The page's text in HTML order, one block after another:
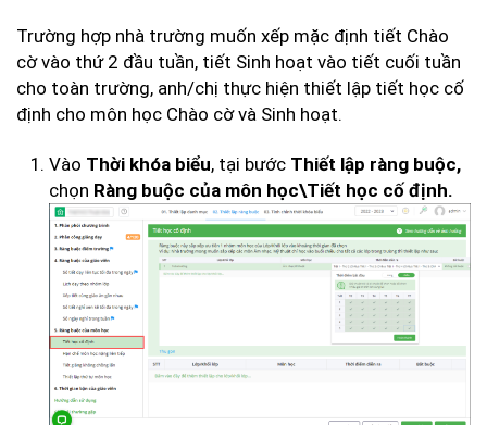
Trường hợp nhà trường muốn xếp mặc định tiết Chào
cờ vào thứ 2 đầu tuần, tiết Sinh hoạt vào tiết cuối tuần
cho toàn trường, anh/chị thực hiện thiết lập tiết học cố
định cho môn học Chào cờ và Sinh hoạt.
Vào Thời khóa biểu, tại bước Thiết lập ràng buộc,
chọn Ràng buộc của môn học\Tiết học cố định.